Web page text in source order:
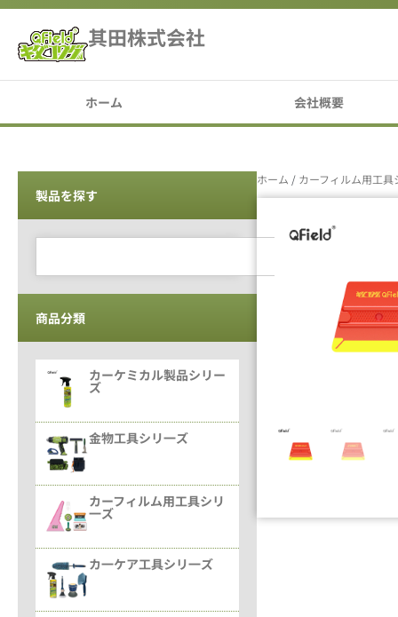
其田株式会社
ホーム 会社概要
製品を探す
商品分類
カーケミカル製品シリー
ズ
金物工具シリ一ズ
カーフィルム用工具シリ
一ズ
カ一ケア工具シリ一ズ
ホーム / カーフィルム用工具